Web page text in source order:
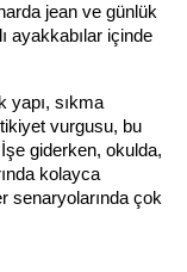
jean ve günlük
ayakkabılar içinde
yapı, sıkma
vurgusu, bu
giderken, okulda,
kolayca
senaryolarında çok